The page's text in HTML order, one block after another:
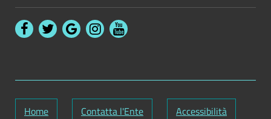
Home Contatta l'Ente Accessibilità